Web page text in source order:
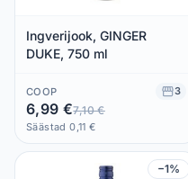
Ingverijook, GINGER
DUKE, 750 ml
COOP 3
6,99 €7,10 €
Säästad 0,11 €
−1%